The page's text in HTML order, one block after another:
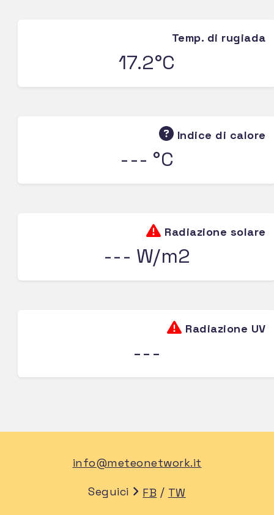
Temp. di rugiada
17.2°C
Indice di calore
--- °C
Radiazione solare
--- W/m2
Radiazione UV
---
info@meteonetwork.it
Seguici FB / TW